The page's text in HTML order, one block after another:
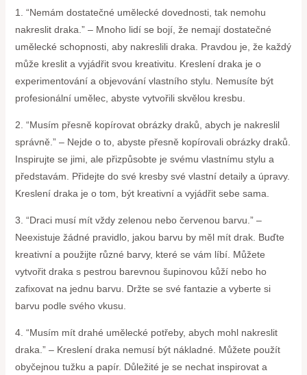
1. “Nemám dostatečné umělecké dovednosti, tak nemohu
nakreslit draka.” – Mnoho lidí se bojí, že nemají dostatečné
umělecké schopnosti, aby nakreslili draka. Pravdou je, že každý
může kreslit a vyjádřit svou kreativitu. Kreslení draka je o
experimentování a objevování vlastního stylu. Nemusíte být
profesionální umělec, abyste vytvořili skvělou kresbu.
2. “Musím přesně kopírovat obrázky draků, abych je nakreslil
správně.” – Nejde o to, abyste přesně kopírovali obrázky draků.
Inspirujte se jimi, ale přizpůsobte je svému vlastnímu stylu a
představám. Přidejte do své kresby své vlastní detaily a úpravy.
Kreslení draka je o tom, být kreativní a vyjádřit sebe sama.
3. “Draci musí mít vždy zelenou nebo červenou barvu.” –
Neexistuje žádné pravidlo, jakou barvu by měl mít drak. Buďte
kreativní a použijte různé barvy, které se vám líbí. Můžete
vytvořit draka s pestrou barevnou šupinovou kůží nebo ho
zafixovat na jednu barvu. Držte se své fantazie a vyberte si
barvu podle svého vkusu.
4. “Musím mít drahé umělecké potřeby, abych mohl nakreslit
draka.” – Kreslení draka nemusí být nákladné. Můžete použít
obyčejnou tužku a papír. Důležité je se nechat inspirovat a